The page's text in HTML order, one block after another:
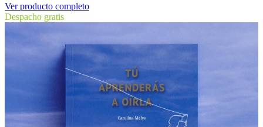
Ver producto completo
Despacho gratis